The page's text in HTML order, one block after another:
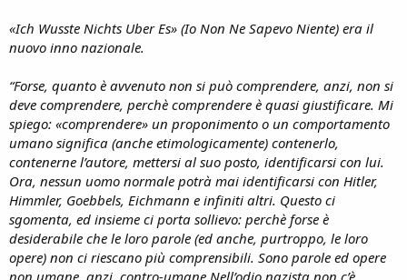
«Ich Wusste Nichts Uber Es» (Io Non Ne Sapevo Niente) era il
nuovo inno nazionale.
“Forse, quanto è avvenuto non si può comprendere, anzi, non si
deve comprendere, perchè comprendere è quasi giustificare. Mi
spiego: «comprendere» un proponimento o un comportamento
umano significa (anche etimologicamente) contenerlo,
contenerne l’autore, mettersi al suo posto, identificarsi con lui.
Ora, nessun uomo normale potrà mai identificarsi con Hitler,
Himmler, Goebbels, Eichmann e infiniti altri. Questo ci
sgomenta, ed insieme ci porta sollievo: perchè forse è
desiderabile che le loro parole (ed anche, purtroppo, le loro
opere) non ci riescano più comprensibili. Sono parole ed opere
non umane, anzi, contro-umane Nell’odio nazista non c’è